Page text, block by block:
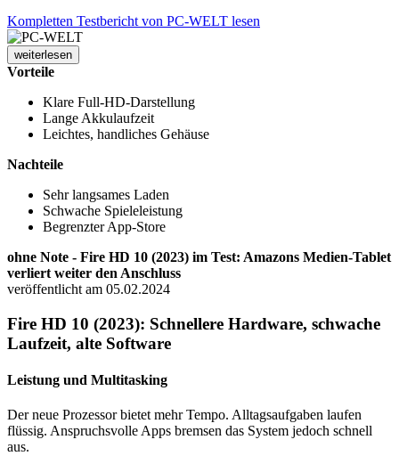
Kompletten Testbericht von PC-WELT lesen
weiterlesen
Vorteile
Klare Full-HD-Darstellung
Lange Akkulaufzeit
Leichtes, handliches Gehäuse
Nachteile
Sehr langsames Laden
Schwache Spieleleistung
Begrenzter App-Store
ohne Note - Fire HD 10 (2023) im Test: Amazons Medien-Tablet
verliert weiter den Anschluss
veröffentlicht am 05.02.2024
Fire HD 10 (2023): Schnellere Hardware, schwache
Laufzeit, alte Software
Leistung und Multitasking
Der neue Prozessor bietet mehr Tempo. Alltagsaufgaben laufen
flüssig. Anspruchsvolle Apps bremsen das System jedoch schnell
aus.